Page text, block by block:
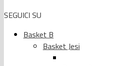
SEGUICI SU
Basket B
Basket Jesi